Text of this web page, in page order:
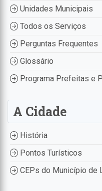
Unidades Municipais
Todos os Serviços
Perguntas Frequentes
Glossário
Programa Prefeitas e
A Cidade
História
Pontos Turísticos
CEPs do Município de